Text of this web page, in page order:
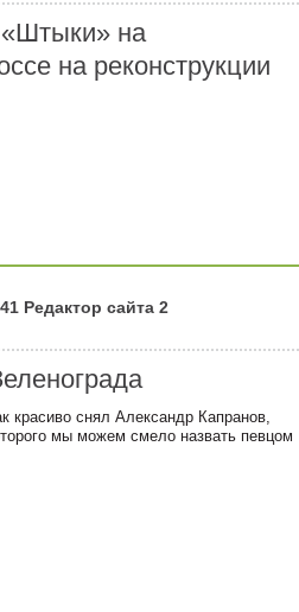
на
на реконструкции
Редактор сайта 2
красиво снял Александр Капранов,
мы можем смело назвать певцом